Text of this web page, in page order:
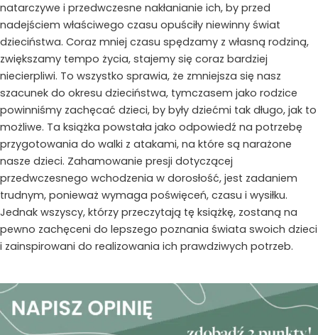
natarczywe i przedwczesne nakłanianie ich, by przed
nadejściem właściwego czasu opuściły niewinny świat
dzieciństwa. Coraz mniej czasu spędzamy z własną rodziną,
zwiększamy tempo życia, stajemy się coraz bardziej
niecierpliwi. To wszystko sprawia, że zmniejsza się nasz
szacunek do okresu dzieciństwa, tymczasem jako rodzice
powinniśmy zachęcać dzieci, by były dziećmi tak długo, jak to
możliwe. Ta książka powstała jako odpowiedź na potrzebę
przygotowania do walki z atakami, na które są narażone
nasze dzieci. Zahamowanie presji dotyczącej
przedwczesnego wchodzenia w dorosłość, jest zadaniem
trudnym, ponieważ wymaga poświęceń, czasu i wysiłku.
Jednak wszyscy, którzy przeczytają tę książkę, zostaną na
pewno zachęceni do lepszego poznania świata swoich dzieci
i zainspirowani do realizowania ich prawdziwych potrzeb.